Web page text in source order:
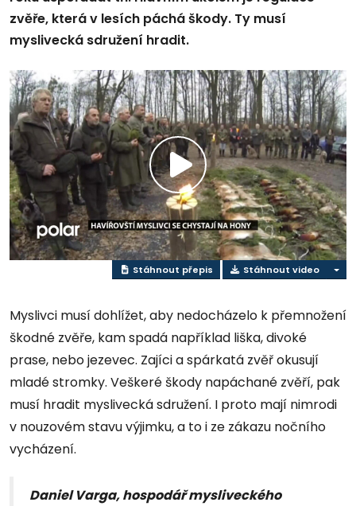
zvěře, která v lesích páchá škody. Ty musí
myslivecká sdružení hradit.
Přehrát
video
Stáhnout přepis Stáhnout video
Myslivci musí dohlížet, aby nedocházelo k přemnožení
škodné zvěře, kam spadá například liška, divoké
prase, nebo jezevec. Zajíci a spárkatá zvěř okusují
mladé stromky. Veškeré škody napáchané zvěří, pak
musí hradit myslivecká sdružení. I proto mají nimrodi
v nouzovém stavu výjimku, a to i ze zákazu nočního
vycházení.
Daniel Varga, hospodář mysliveckého